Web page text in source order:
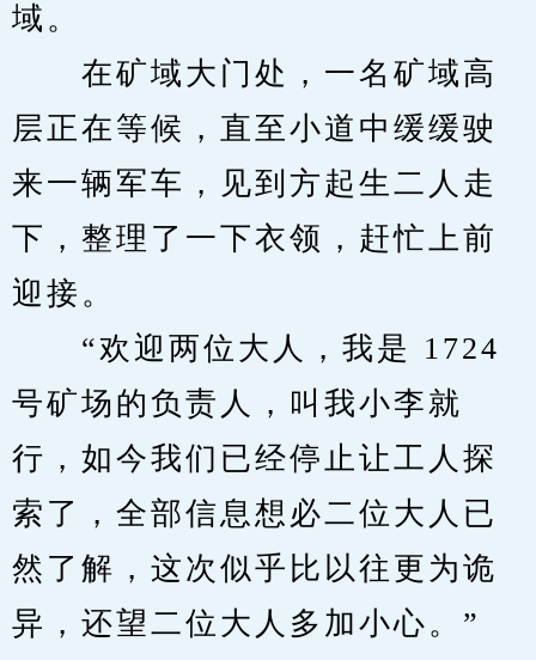
域。
在矿域大门处，一名矿域高
层正在等候，直至小道中缓缓驶
来一辆军车，见到方起生二人走
下，整理了一下衣领，赶忙上前
迎接。
“欢迎两位大人，我是 1724
号矿场的负责人，叫我小李就
行，如今我们已经停止让工人探
索了，全部信息想必二位大人已
然了解，这次似乎比以往更为诡
异，还望二位大人多加小心。”